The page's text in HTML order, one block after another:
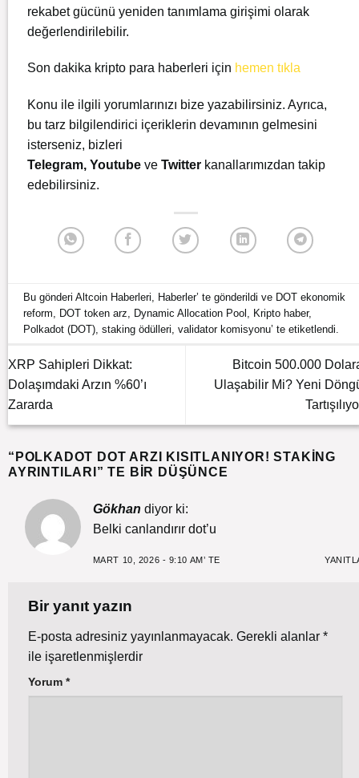
rekabet gücünü yeniden tanımlama girişimi olarak
değerlendirilebilir.
Son dakika kripto para haberleri için hemen tıkla
Konu ile ilgili yorumlarınızı bize yazabilirsiniz. Ayrıca,
bu tarz bilgilendirici içeriklerin devamının gelmesini
isterseniz, bizleri
Telegram, Youtube ve Twitter kanallarımızdan takip
edebilirsiniz.
Bu gönderiAltcoin Haberleri Haberler’ te gönderildi ve DOT ekonomik
reform
DOT token arz Dynamic Allocation Pool Kripto haber,
Polkadot (DOT) ,staking ödülleri ,validator komisyonu’ te etiketlendi.
XRP Sahipleri Dikkat:
Dolaşımdaki Arzın %60’ı
Zararda
Bitcoin 500.000
Ulaşabilir Mi? Yeni
“ POLKADOT DOT ARZI KISITLANIYOR! STAKING
AYRINTILARI ” TE BIR DÜŞÜNCE
Gökhan diyor ki:
Belki canlandırır dot’u
MART 10, 2026 - 9:10 AM’ TE
Bir yanıt yazın
E-posta adresiniz yayınlanmayacak. Gerekli alanlar *
ile işaretlenmişlerdir
Yorum *